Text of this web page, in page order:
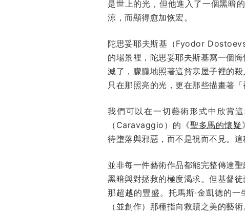
是世上的光，但他進入了一個黑暗
涼，而顯得愈加恢宏。
陀思妥耶夫斯基（Fyodor
的場景裡，陀思妥耶夫斯基寫一個
滅了，朦朧地照著這貧寒屋子裡的
只在那照亮的光，更在那些描畫著
我們可以在一切藝術形式中欣賞
（Caravaggio）的《聖多馬的懷疑
待墮落與邪惡，而不是視而不見。
並非每一件藝術作品都能完整傳達
黑暗與對拯救的極度渴求。但基督
那超越的豐盛。托馬斯·金凱德的
（並創作）那種指向救贖之美的藝術